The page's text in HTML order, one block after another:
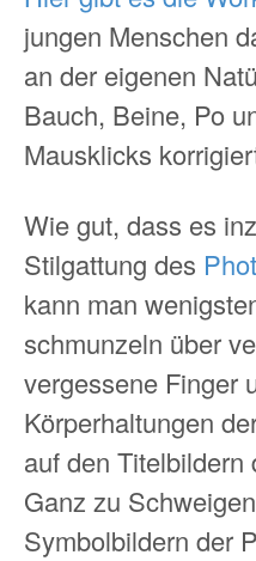
jungen Menschen
an der eigenen
Bauch, Beine, Po
Mausklicks
Wie gut, dass es
Stilgattung des
kann man
schmunzeln über
vergessene Finger
Körperhaltungen
auf den
Ganz zu
Symbolbildern der